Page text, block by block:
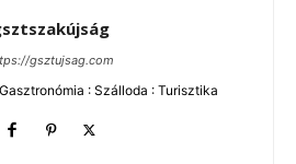
gsztujsag.com
: Szálloda : Turisztika